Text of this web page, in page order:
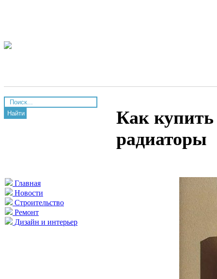
Найти
Главная
Новости
Строительство
Ремонт
Дизайн и интерьер
Как
радиаторы